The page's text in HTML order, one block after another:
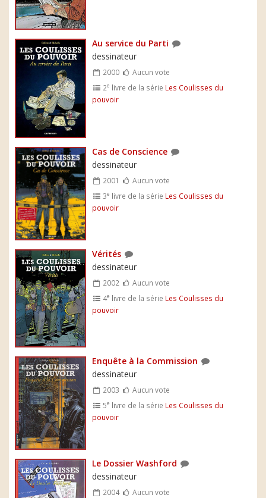
Au service du Parti
dessinateur
2000
Aucun vote
2e livre de la série Les Coulisses du
pouvoir
Cas de Conscience
dessinateur
2001
Aucun vote
3e livre de la série Les Coulisses du
pouvoir
Vérités
dessinateur
2002
Aucun vote
4e livre de la série Les Coulisses du
pouvoir
Enquête à la Commission
dessinateur
2003
Aucun vote
5e livre de la série Les Coulisses du
pouvoir
Le Dossier Washford
dessinateur
2004
Aucun vote